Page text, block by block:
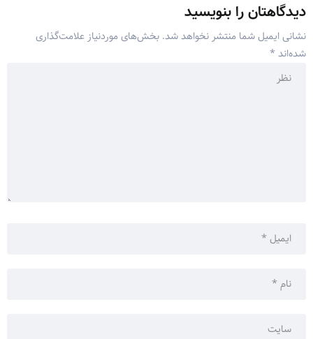
دیدگاهتان را بنویسید
نشانی ایمیل شما منتشر نخواهد شد. بخش‌های موردنیاز علامت‌گذاری
شده‌اند *